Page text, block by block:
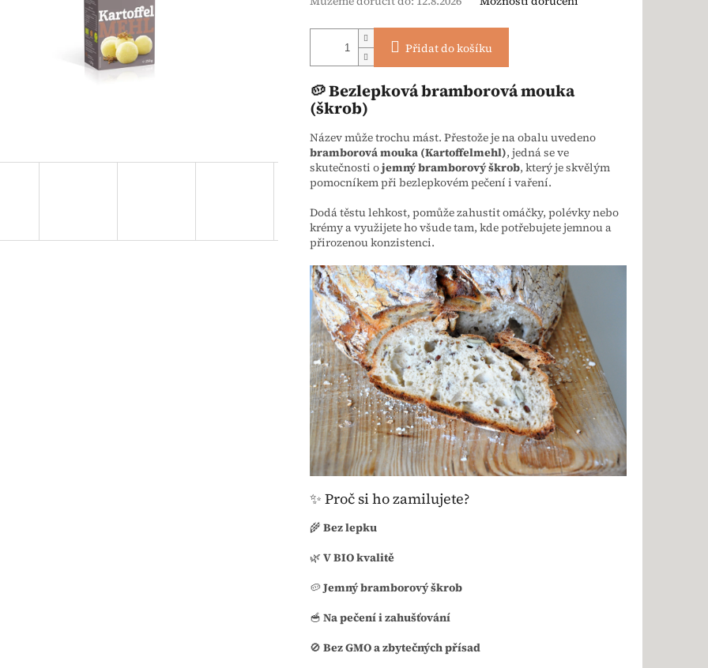
Přidat do košíku
🥔 Bezlepková bramborová mouka
(škrob)
Název může trochu mást. Přestože je na obalu uvedeno
bramborová mouka (Kartoffelmehl), jedná se ve
skutečnosti ojemný bramborový škrob, který je skvělým
pomocníkem při bezlepkovém pečení i vaření.
Dodá těstu lehkost, pomůže zahustit omáčky, polévky nebo
krémy a využijete ho všude tam, kde potřebujete jemnou a
přirozenou konzistenci.
✨ Proč si ho zamilujete?
🌾 Bez lepku
🌿 V BIO kvalitě
🥔 Jemný bramborový škrob
🥣 Na pečení i zahušťování
🚫 Bez GMO a zbytečných přísad